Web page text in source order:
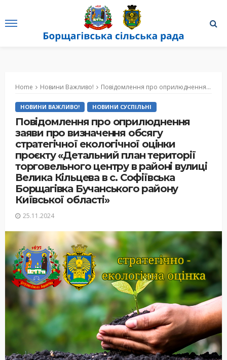
Home Новини Важливо! Повідомлення про оприлюднення заяви про визначення обсягу стратегічної екологічної оцінки проєкту «Детальний план території торговельного центру в районі вулиці Велика Кільцева в с. Софіївська Борщагівка Бучанського району Київської області»
НОВИНИ ВАЖЛИВО! НОВИНИ СУСПІЛЬНІ
Повідомлення про оприлюднення
заяви про визначення обсягу
стратегічної екологічної оцінки
проєкту «Детальний план території
торговельного центру в районі вулиці
Велика Кільцева в с. Софіївська
Борщагівка Бучанського району
Київської області»
25.11.2024